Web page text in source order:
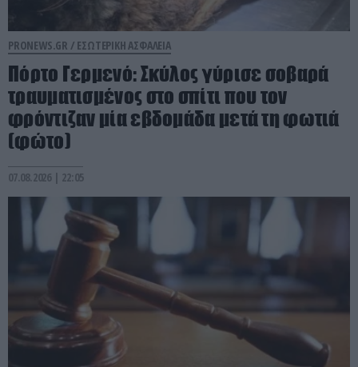
PRONEWS.GR / ΕΣΩΤΕΡΙΚΗ ΑΣΦΑΛΕΙΑ
Πόρτο Γερμενό: Σκύλος γύρισε σοβαρά
τραυματισμένος στο σπίτι που τον
φρόντιζαν μία εβδομάδα μετά τη φωτιά
(φώτο)
07.08.2026 | 22:05